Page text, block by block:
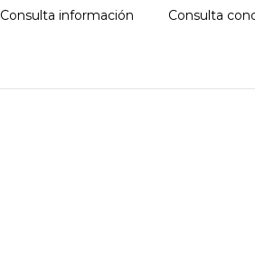
Consulta información Consulta